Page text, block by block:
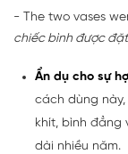
- The two vases
chiếc bình được
Ẩn dụ cho sự
cách dùng
khít, bình đẳng
dài nhiều năm.